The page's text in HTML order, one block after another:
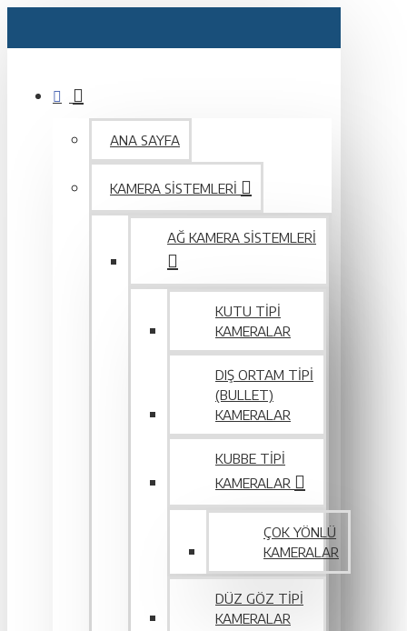
ANA SAYFA
KAMERA SISTEMLERI
AĞ KAMERA SISTEMLERI
KUTU TIPI
KAMERALAR
DIŞ ORTAM TIPI
(BULLET)
KAMERALAR
KUBBE TIPI
KAMERALAR
ÇOK YÖNLÜ
KAMERALAR
DÜZ GÖZ TIPI
KAMERALAR